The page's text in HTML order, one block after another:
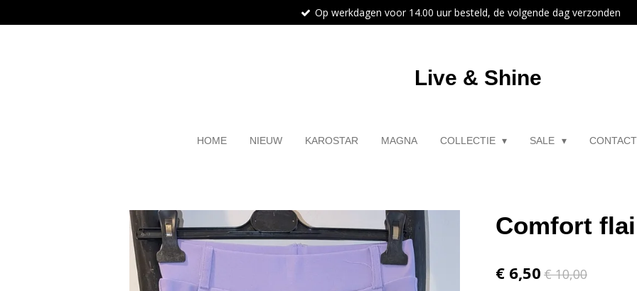
direct
Op werkdagen voor 14.00 uur besteld, de volgende dag verzonden
Live & Shine
HOME NIEUW KAROSTAR MAGNA COLLECTIE SALE
Comfort
€ 6,50 € 10,00